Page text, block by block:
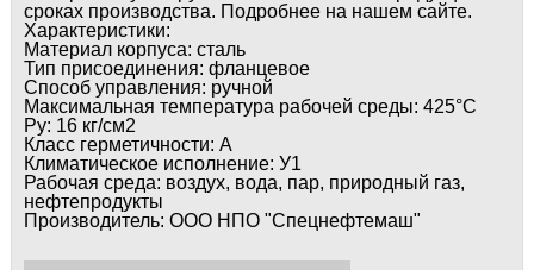
сроках производства. Подробнее на нашем сайте.
Характеристики:
Материал корпуса: сталь
Тип присоединения: фланцевое
Способ управления: ручной
Максимальная температура рабочей среды: 425°С
Ру: 16 кг/см2
Класс герметичности: А
Климатическое исполнение: У1
Рабочая среда: воздух, вода, пар, природный газ,
нефтепродукты
Производитель: ООО НПО "Спецнефтемаш"